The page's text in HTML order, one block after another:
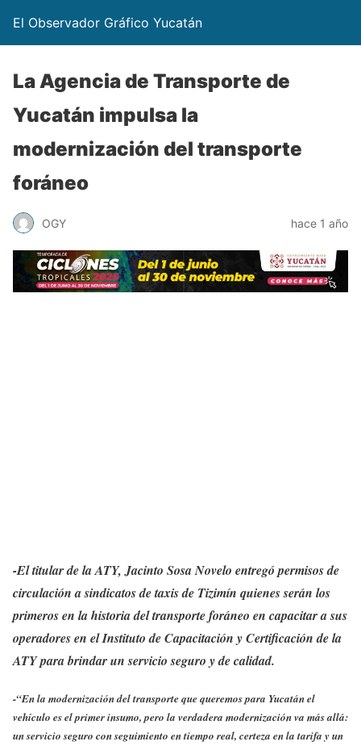
El Observador Gráfico Yucatán
La Agencia de Transporte de
Yucatán impulsa la
modernización del transporte
foráneo
OGY hace 1 año
-El titular de la ATY, Jacinto Sosa Novelo entregó permisos de
circulación a sindicatos de taxis de Tizimín quienes serán los
primeros en la historia del transporte foráneo en capacitar a sus
operadores en el Instituto de Capacitación y Certificación de la
ATY para brindar un servicio seguro y de calidad.
-“En la modernización del transporte que queremos para Yucatán el
vehículo es el primer insumo, pero la verdadera modernización va más allá:
un servicio seguro con seguimiento en tiempo real, certeza en la tarifa y un